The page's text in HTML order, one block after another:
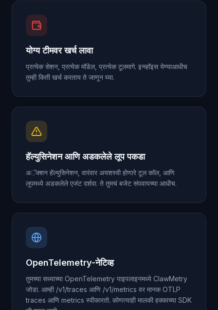
योग्य टीमवर खर्च लावा
प्रत्येक सेशन, प्रत्येक मॉडेल, प्रत्येक टूलमागे. इन्व्हॉइस येण्याआधीच
तुम्ही किती खर्च करताय ते जाणून घ्या.
हॅल्युसिनेशन आणि अडकलेले लूप पकडा
अॅक्शन हॅल्युसिनेशन, वारंवार अयशस्वी होणारे टूल कॉल, आणि
लूपमध्ये अडकलेले एजंट दर्शवा. ते तुमचं बजेट संपवायच्या आधीच.
OpenTelemetry-नेटिव्ह
तुमच्या सध्याच्या OpenTelemetry पाइपलाइनमध्ये ClawMetry
जोडा. आम्ही /v1/traces आणि /v1/metrics वर मानक OTLP
traces आणि metrics स्वीकारतो. कोणत्याही मालकी हक्काच्या SDK